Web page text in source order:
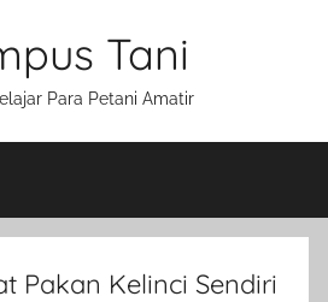
Tani
Para Petani Amatir
Pakan Kelinci Sendiri